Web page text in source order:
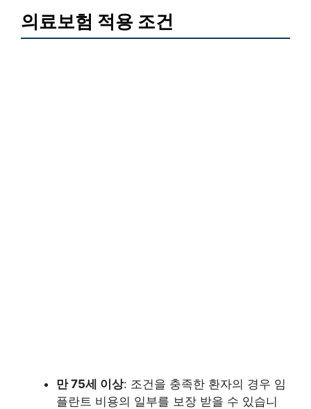
의료보험 적용 조건
만 75세 이상: 조건을 충족한 환자의 경우 임
플란트 비용의 일부를 보장 받을 수 있습니